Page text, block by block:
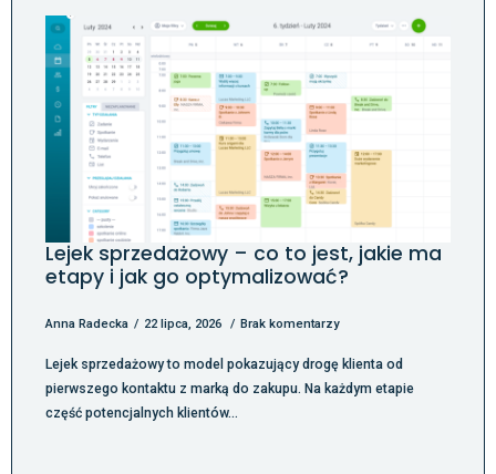
Lejek sprzedażowy – co to jest, jakie ma
etapy i jak go optymalizować?
Anna Radecka 22 lipca, 2026 Brak komentarzy
Lejek sprzedażowy to model pokazujący drogę klienta od
pierwszego kontaktu z marką do zakupu. Na każdym etapie
część potencjalnych klientów…